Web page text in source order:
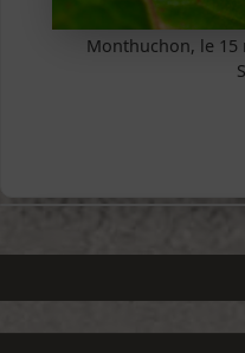
Monthuchon, le 15